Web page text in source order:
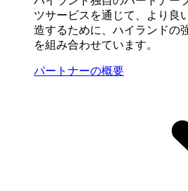
ツサービスを通じて、より良
造するために、ハイランドの
を組み合わせています。
パートナーの概要